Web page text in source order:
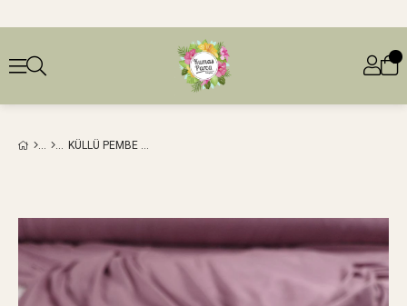
KÜLLÜ PEMBE RENKTE İNCE PENYE (EN 190 CM X BOY 295 CM)